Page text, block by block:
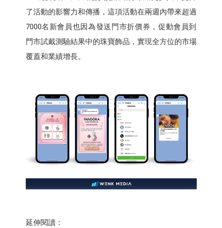
了活動的影響力和傳播，這項活動在兩週內帶來超過
7000名新會員也因為發送門市折價券，促動會員到
門市試戴測驗結果中的珠寶飾品，實現全方位的市場
覆蓋和業績增長。
延伸閱讀：